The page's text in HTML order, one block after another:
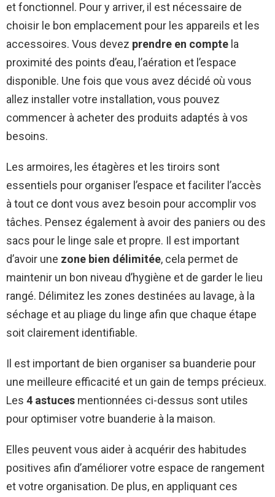
et fonctionnel. Pour y arriver, il est nécessaire de
choisir le bon emplacement pour les appareils et les
accessoires. Vous devez prendre en compte la
proximité des points d’eau, l’aération et l’espace
disponible. Une fois que vous avez décidé où vous
allez installer votre installation, vous pouvez
commencer à acheter des produits adaptés à vos
besoins.
Les armoires, les étagères et les tiroirs sont
essentiels pour organiser l’espace et faciliter l’accès
à tout ce dont vous avez besoin pour accomplir vos
tâches. Pensez également à avoir des paniers ou des
sacs pour le linge sale et propre. Il est important
d’avoir une zone bien délimitée, cela permet de
maintenir un bon niveau d’hygiène et de garder le lieu
rangé. Délimitez les zones destinées au lavage, à la
séchage et au pliage du linge afin que chaque étape
soit clairement identifiable.
Il est important de bien organiser sa buanderie pour
une meilleure efficacité et un gain de temps précieux.
Les 4 astuces mentionnées ci-dessus sont utiles
pour optimiser votre buanderie à la maison.
Elles peuvent vous aider à acquérir des habitudes
positives afin d’améliorer votre espace de rangement
et votre organisation. De plus, en appliquant ces